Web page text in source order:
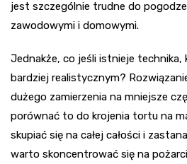
jest szczególnie trudne do
zawodowymi i domowymi.
Jednakże, co jeśli istnieje
bardziej realistycznym?
dużego zamierzenia na mniejsze
porównać to do krojenia tortu na
skupiać się na całej całości i
warto skoncentrować się na